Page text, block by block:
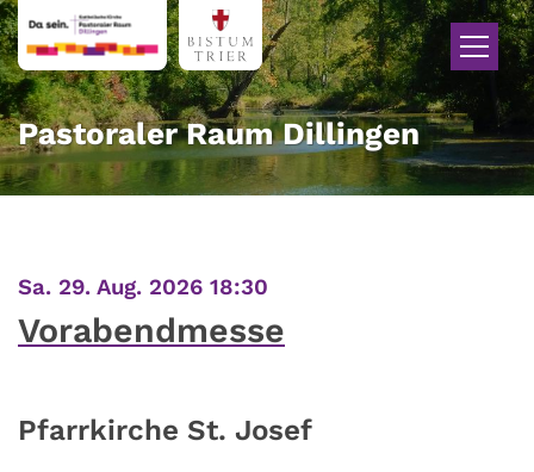
Zum Inhalt springen
Pastoraler Raum Dillingen
Sa. 29. Aug. 2026 18:30
Vorabendmesse
Pfarrkirche St. Josef